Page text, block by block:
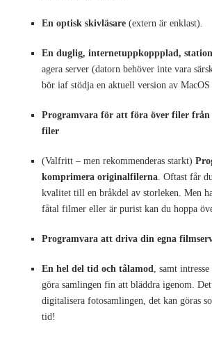
En optisk skivläsare (extern är enklast).
En duglig, internetuppkoppplad,
agera server (datorn behöver inte vara
bör iaf stödja en aktuell version av
Programvara för att föra över filer
filer
(Valfritt – men rekommenderas starkt)
komprimera originalfilerna. Oftast får
kvalitet till en bråkdel av storleken. Men
fåtal filmer eller är purist kan du hoppa
Programvara att driva din egna
En hel del tid och tålamod, samt
göra samlingen fin att bläddra igenom.
digitalisera fotosamlingen, det kan göras
tid!